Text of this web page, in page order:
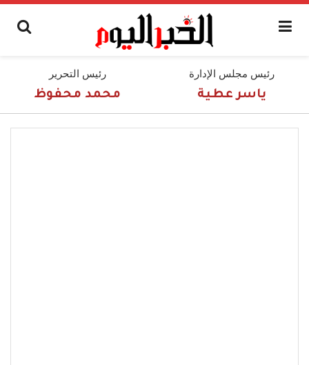
رئيس مجلس الإدارة
ياسر عطية
رئيس التحرير
محمد محفوظ